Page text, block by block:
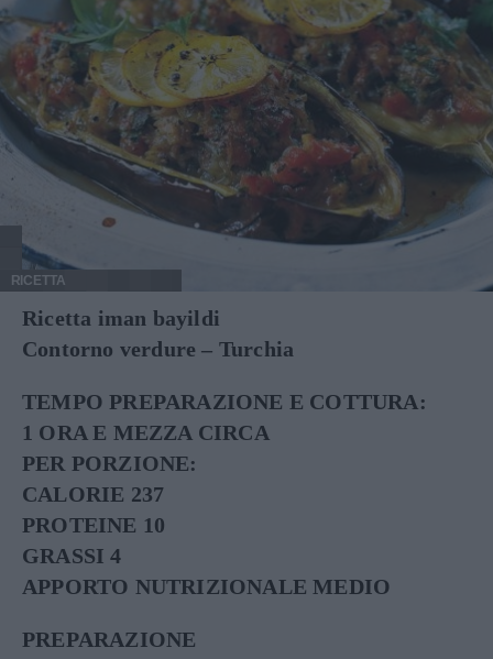
RICETTA
Ricetta iman bayildi
Contorno verdure – Turchia
TEMPO PREPARAZIONE E COTTURA:
1 ORA E MEZZA CIRCA
PER PORZIONE:
CALORIE 237
PROTEINE 10
GRASSI 4
APPORTO NUTRIZIONALE MEDIO
PREPARAZIONE